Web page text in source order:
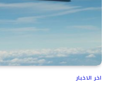
اخر الاخبار